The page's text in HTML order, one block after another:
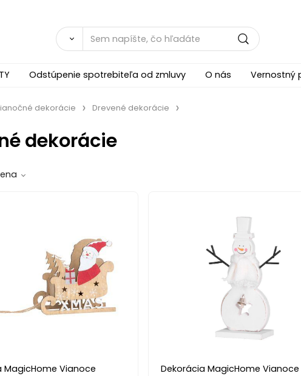
Odstúpenie spotrebiteľa od zmluvy O nás Vernostný
dekorácie Drevené dekorácie
dekorácie
MagicHome Vianoce
Dekorácia MagicHome Vianoce